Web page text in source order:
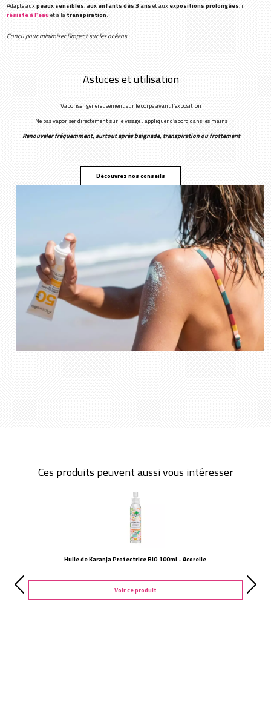
Adapté auxpeaux sensibles,aux enfants dès 3 anset auxexpositions prolongées, il
résiste à l’eauet à latranspiration.
Conçu pour minimiser l’impact sur les océans.
Astuces et utilisation
Vaporiser généreusement sur le corps avant l’exposition
Ne pas vaporiser directement sur le visage : appliquer d’abord dans les mains
Renouveler fréquemment, surtout après baignade, transpiration ou frottement
Découvrez nos conseils
Ces produits peuvent aussi vous intéresser
Huile de Karanja Protectrice BIO 100ml - Acorelle
Voir ce produit